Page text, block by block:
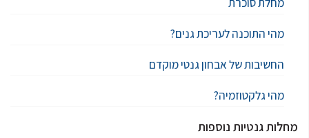
מהי התוכנה לעריכת גנים?
החשיבות של אבחון גנטי מוקדם
מהי גלקטוזמיה?
מחלות גנטיות נוספות